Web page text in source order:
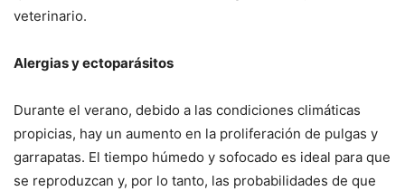
veterinario.
Alergias y ectoparásitos
Durante el verano, debido a las condiciones climáticas
propicias, hay un aumento en la proliferación de pulgas y
garrapatas. El tiempo húmedo y sofocado es ideal para que
se reproduzcan y, por lo tanto, las probabilidades de que